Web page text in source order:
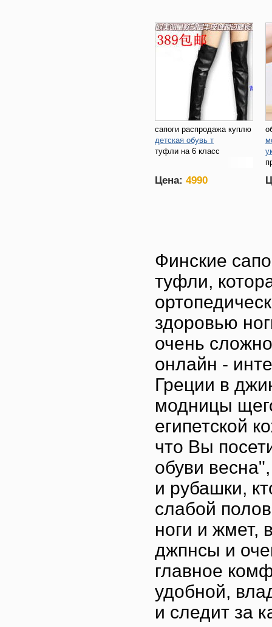
сапоги распродажа куплю
детская обувь т
туфли на 6 класс
Цена: 4990
Финские
туфли,
здоровью
очень
онлайн -
Греции в
модницы
египетской
что Вы
обуви
и рубашки,
слабой
ноги и жмет,
джпнсы и
главное
удобной,
и следит за